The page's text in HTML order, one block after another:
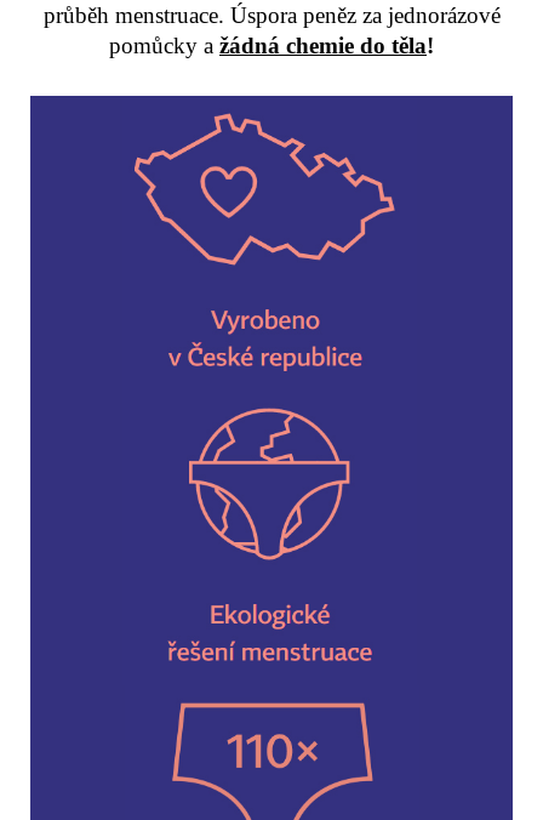
průběh menstruace. Úspora peněz za jednorázové
pomůcky a žádná chemie do těla!